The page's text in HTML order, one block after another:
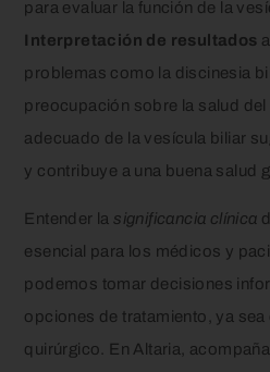
para evaluar la función de la
Interpretación de resultados
problemas como la discinesia
preocupación sobre la salud
adecuado de la vesícula biliar
y contribuye a una buena salud
Entender lasignificancia clínica
esencial para los médicos y
podemos tomar decisiones
opciones de tratamiento, ya
quirúrgico. En Altaria,